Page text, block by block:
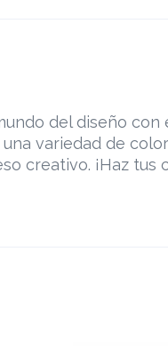
del diseño con
variedad de
creativo. ¡Haz tus